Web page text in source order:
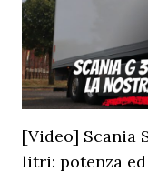
[Video] Scania
litri: potenza